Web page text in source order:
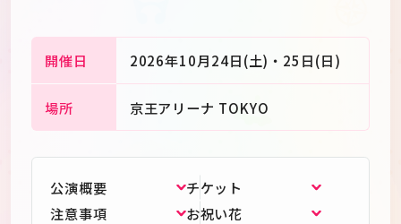
開催日 2026年10月24日(土)・25日(日)
場所 京王アリーナ TOKYO
公演概要
チケット
注意事項
お祝い花